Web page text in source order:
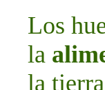
Los
la
la